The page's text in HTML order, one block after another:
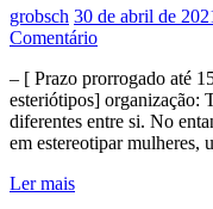
grobsch 30 de abril de
Comentário
– [ Prazo prorrogado até
esteriótipos] organização:
diferentes entre si. No
em estereotipar
Ler mais